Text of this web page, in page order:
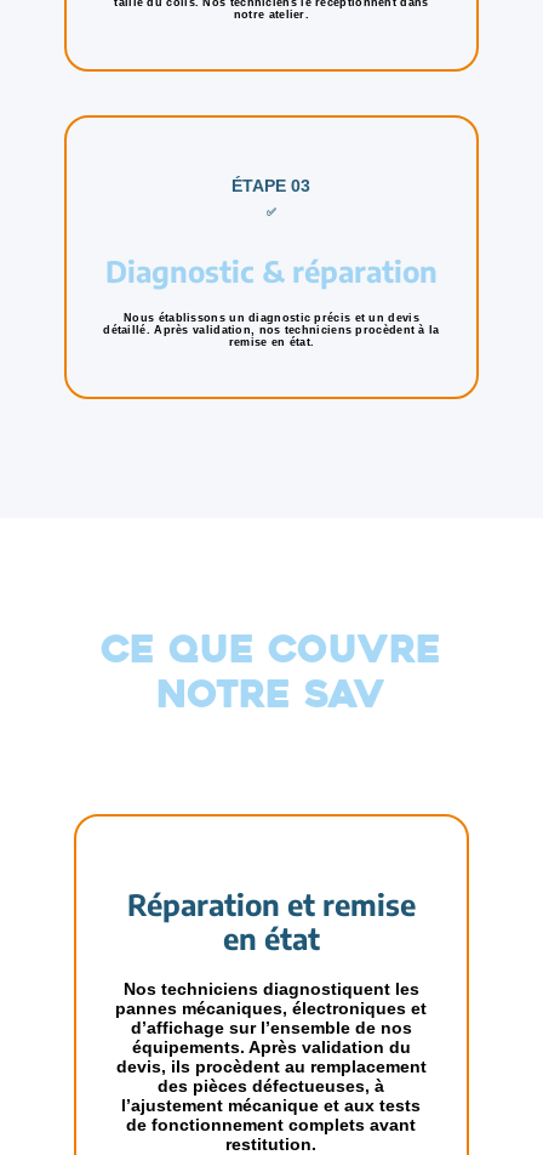
taille du colis. Nos techniciens le réceptionnent dans
notre atelier.
ÉTAPE 03
✅
Diagnostic & réparation
Nous établissons un diagnostic précis et un devis
détaillé. Après validation, nos techniciens procèdent à la
remise en état.
CE QUE COUVRE
NOTRE SAV
Réparation et remise
en état
Nos techniciens diagnostiquent les
pannes mécaniques, électroniques et
d’affichage sur l’ensemble de nos
équipements. Après validation du
devis, ils procèdent au remplacement
des pièces défectueuses, à
l’ajustement mécanique et aux tests
de fonctionnement complets avant
restitution.